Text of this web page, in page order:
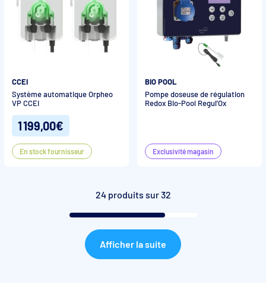
CCEI
Système automatique Orpheo
VP CCEI
1 199,00€
En stock fournisseur
BIO POOL
Pompe doseuse de régulation
Redox Bio-Pool Regul'Ox
Exclusivité magasin
24 produits sur 32
Afficher la suite